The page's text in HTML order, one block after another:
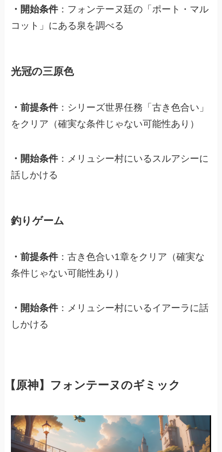
・開始条件 ：フォンテーヌ廷の「ポート・マル
コット」にある泉を調べる
光冠の三原色
・前提条件 ：シリーズ世界任務「古き色合い」
をクリア（確実な条件じゃない可能性あり）
・開始条件 ：メリュシー村にいるスルアシーに
話しかける
釣りゲーム
・前提条件 ：古き色合い1章をクリア（確実な
条件じゃない可能性あり）
・開始条件 ：メリュシー村にいるイアーラに話
しかける
【原神】フォンテーヌのギミック